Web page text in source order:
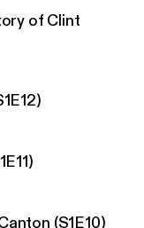
goodhustl
of Clint
(S1E10)